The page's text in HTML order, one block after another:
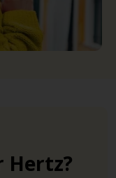
Hertz?